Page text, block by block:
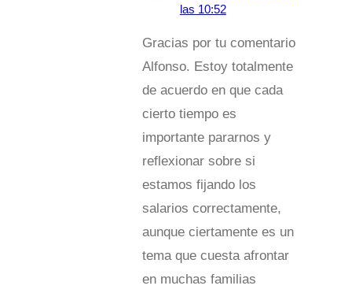
las 10:52
Gracias por tu comentario
Alfonso. Estoy totalmente
de acuerdo en que cada
cierto tiempo es
importante pararnos y
reflexionar sobre si
estamos fijando los
salarios correctamente,
aunque ciertamente es un
tema que cuesta afrontar
en muchas familias